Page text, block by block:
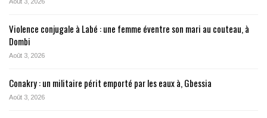
Violence conjugale à Labé : une femme éventre son mari au couteau, à
Dombi
Août 3, 2026
Conakry : un militaire périt emporté par les eaux à, Gbessia
Août 3, 2026